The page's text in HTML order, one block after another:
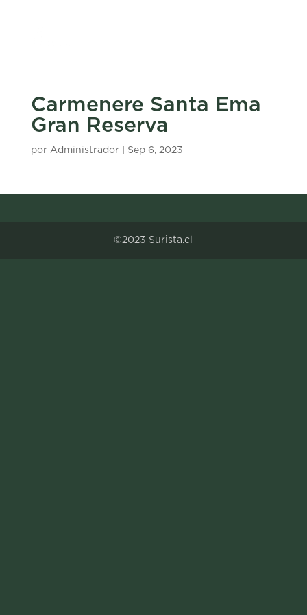
Carmenere Santa Ema
Gran Reserva
por Administrador| Sep 6, 2023
©2023 Surista.cl